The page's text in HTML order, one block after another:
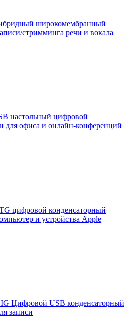
широкомембранный
стримминга речи и вокала
настольный цифровой
для офиса и онлайн-конференций
цифровой конденсаторный
и устройства Apple
Цифровой USB конденсаторный
записи